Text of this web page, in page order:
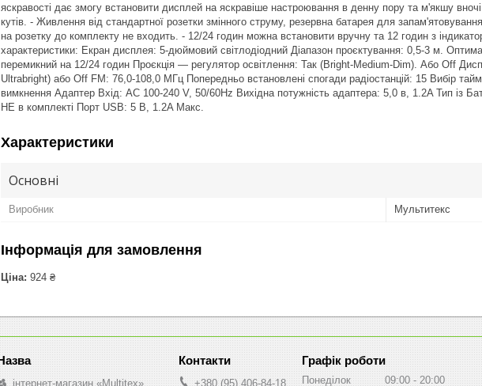
яскравості дає змогу встановити дисплей на яскравіше настроювання в денну пору та м'якшу
кутів. - Живлення від стандартної розетки змінного струму, резервна батарея для
на розетку до комплекту не входить. - 12/24 годин можна встановити вручну та 12 годин з
характеристики: Екран дисплея: 5-дюймовий світлодіодний Діапазон проєктування: 0,5-3 м.
перемикний на 12/24 годин Проєкція — регулятор освітлення: Так (Bright-Medium-Dim). Або Off
Ultrabright) або Off FM: 76,0-108,0 МГц Попередньо встановлені спогади радіостанцій: 15 Вибір
вимкнення Адаптер Вхід: AC 100-240 V, 50/60Hz Вихідна потужність адаптера: 5,0 в, 1.2A Тип із
НЕ в комплекті Порт USB: 5 В, 1.2A Макс.
Характеристики
Основні
Виробник Мультитекс
Інформація для замовлення
Ціна: 924 ₴
інтернет-магазин «Multitex» +380 (95) 406-84-18
Графік роботи
Понеділок 09:00 20:00